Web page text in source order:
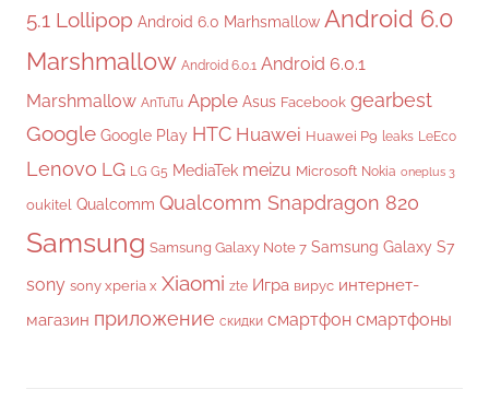
5.1 Lollipop Android 6.0 Marhsmallow Android 6.0
Marshmallow Android 6.0.1 Android 6.0.1
Marshmallow AnTuTu Apple Asus Facebook gearbest
Google Google Play HTC Huawei Huawei P9 leaks LeEco
Lenovo LG LG G5 MediaTek meizu Microsoft Nokia oneplus 3
oukitel Qualcomm Qualcomm Snapdragon 820
Samsung Samsung Galaxy Note 7 Samsung Galaxy S7
sony sony xperia x Xiaomi zte Игра вирус интернет-
магазин приложение скидки смартфон смартфоны